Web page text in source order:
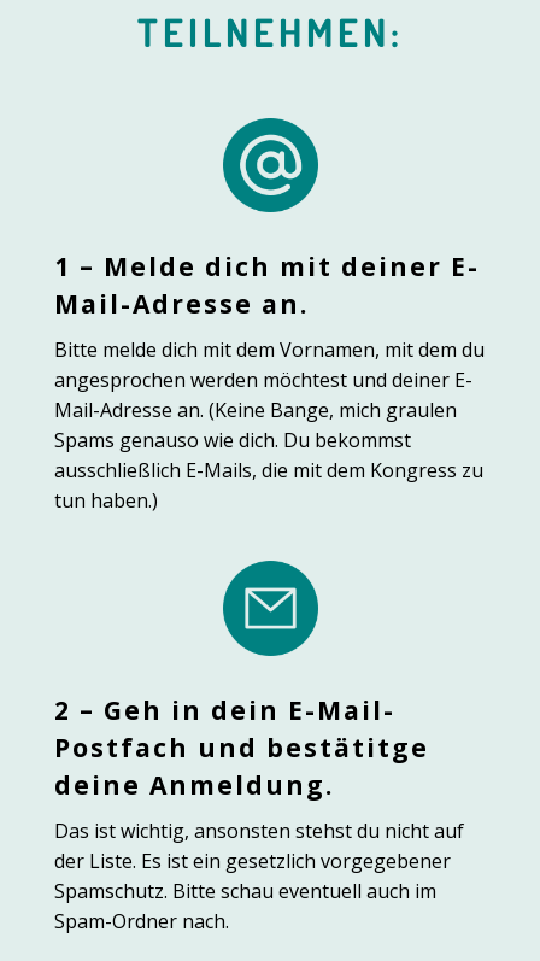
TEILNEHMEN:
1 – Melde dich mit deiner E-
Mail-Adresse an.
Bitte melde dich mit dem Vornamen, mit dem du
angesprochen werden möchtest und deiner E-
Mail-Adresse an. (Keine Bange, mich graulen
Spams genauso wie dich. Du bekommst
ausschließlich E-Mails, die mit dem Kongress zu
tun haben.)
2 – Geh in dein E-Mail-
Postfach und bestätitge
deine Anmeldung.
Das ist wichtig, ansonsten stehst du nicht auf
der Liste. Es ist ein gesetzlich vorgegebener
Spamschutz. Bitte schau eventuell auch im
Spam-Ordner nach.